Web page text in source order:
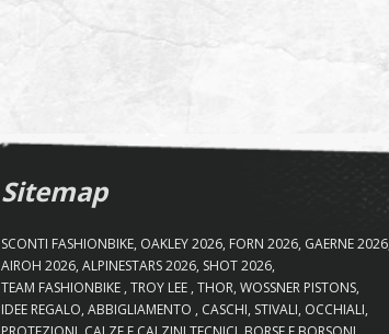
Sitemap
SCONTI FASHIONBIKE OAKLEY 2026 FORN 2026 GAERNE 2026
AIROH 2026 ALPINESTARS 2026 SHOT 2026
TEAM FASHIONBIKE TROY LEE THOR WOSSNER PISTONS
IDEE REGALO ABBIGLIAMENTO CASCHI STIVALI OCCHIALI